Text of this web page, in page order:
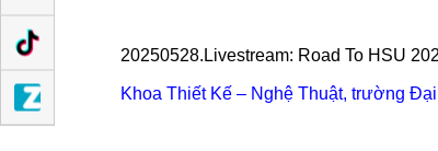
20250528.Livestream: Road To HSU
Khoa Thiết Kế – Nghệ Thuật, trường